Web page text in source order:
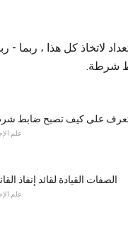
لاتخاذ كل هذا ، ربما -
شرطة.
على كيف تصبح ضابط
علم
الصفات القيادة لقائد إنفاذ
علم